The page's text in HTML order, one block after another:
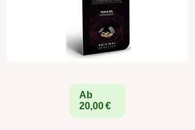
Ab
20,00 €